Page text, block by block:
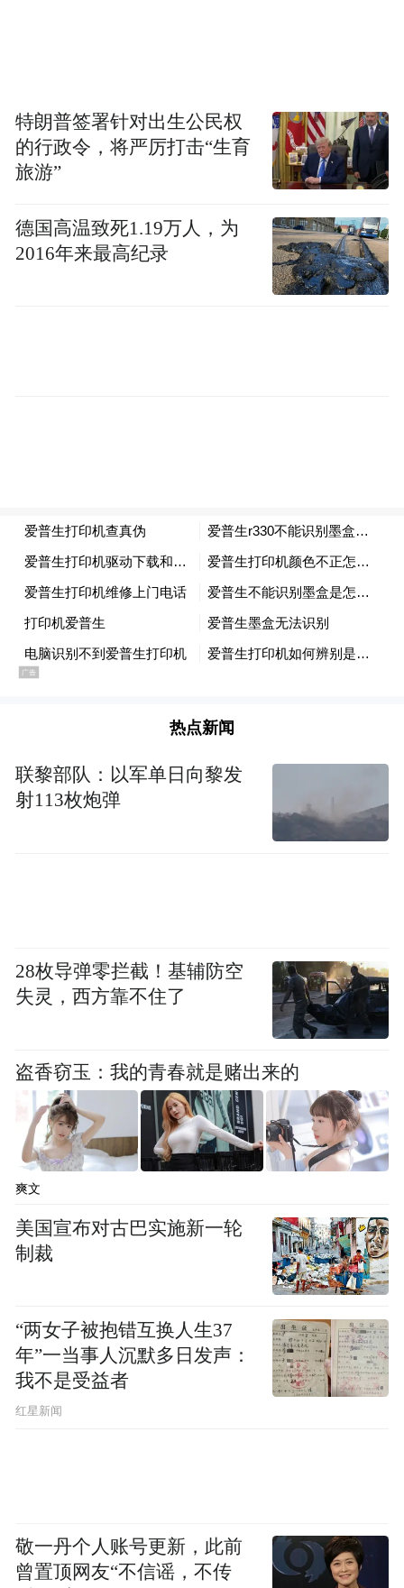
责任编辑：黑白
“特别声明：以上作品内容(包括在内的视频、图片或音
频)为凤凰网旗下自媒体平台“大风号”用户上传并发
布，本平台仅提供信息存储空间服务。
Notice: The content above (including the videos,
pictures and audios if any) is uploaded and posted
by the user of Dafeng Hao, which is a social media
特朗普签署针对出生公民权
的行政令，将严厉打击“生育
旅游”
德国高温致死1.19万人，为
2016年来最高纪录
热点新闻
联黎部队：以军单日向黎发
射113枚炮弹
28枚导弹零拦截！基辅防空
失灵，西方靠不住了
盗香窃玉：我的青春就是赌出来的
爽文
美国宣布对古巴实施新一轮
制裁
“两女子被抱错互换人生37
年”一当事人沉默多日发声：
我不是受益者
红星新闻
敬一丹个人账号更新，此前
曾置顶网友“不信谣，不传